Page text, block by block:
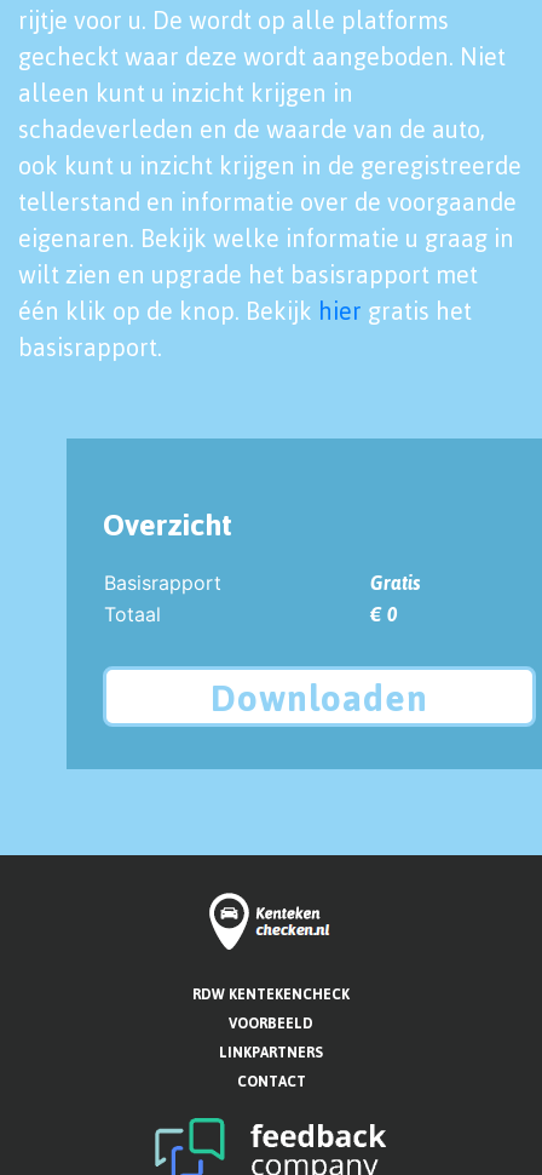
rijtje voor u. De wordt op alle platforms
gecheckt waar deze wordt aangeboden. Niet
alleen kunt u inzicht krijgen in
schadeverleden en de waarde van de auto,
ook kunt u inzicht krijgen in de geregistreerde
tellerstand en informatie over de voorgaande
eigenaren. Bekijk welke informatie u graag in
wilt zien en upgrade het basisrapport met
één klik op de knop. Bekijk hier gratis het
basisrapport.
Overzicht
Basisrapport
Gratis
Totaal
€ 0
Downloaden
RDW KENTEKENCHECK
VOORBEELD
LINKPARTNERS
CONTACT